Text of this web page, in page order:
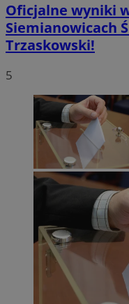
Oficjalne wyniki
Siemianowicach
Trzaskowski!
5